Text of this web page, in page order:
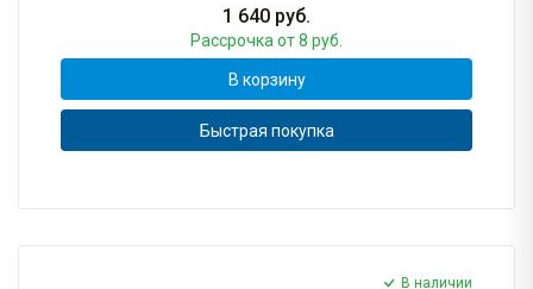
1 640 руб.
Рассрочка от 8 руб.
В корзину
Быстрая покупка
В наличии